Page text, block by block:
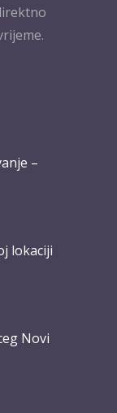
–
lokaciji
Novi